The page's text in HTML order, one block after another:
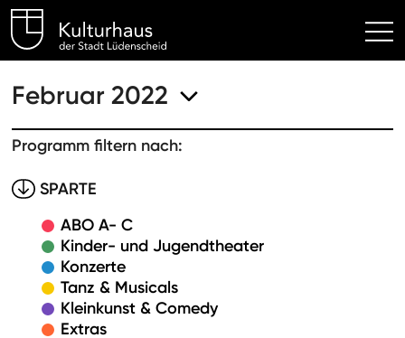
Kulturhaus Lüdenscheid
Februar 2022
Programm filtern nach:
SPARTE
ABO A- C
Kinder- und Jugendtheater
Konzerte
Tanz & Musicals
Kleinkunst & Comedy
Extras